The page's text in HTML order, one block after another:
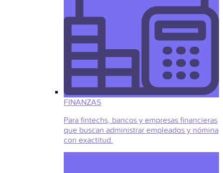
FINANZAS
Para fintechs, bancos y empresas financieras
que buscan administrar empleados y nómina
con exactitud.